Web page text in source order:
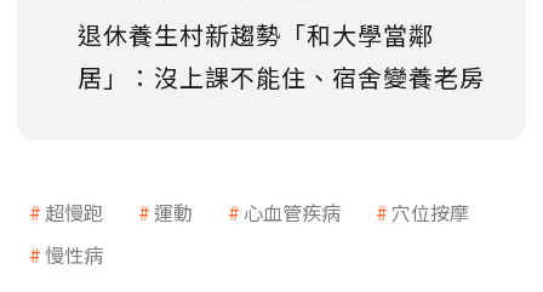
退休養生村新趨勢「和大學當鄰
居」：沒上課不能住、宿舍變養老房
超慢跑 運動 心血管疾病
穴位按摩
慢性病